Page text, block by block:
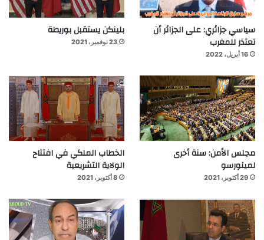
سياسي جزائري: على الجزائر أن
تعتذر للمغرب
16 أبريل، 2022
بلينكن يستقبل بوريطة
23 نوفمبر، 2021
مجلس الأمن: سنة أخرى
لمينورسو
29 أكتوبر، 2021
الخطاب الملكي في افتتاح
الولاية التشريعية
8 أكتوبر، 2021